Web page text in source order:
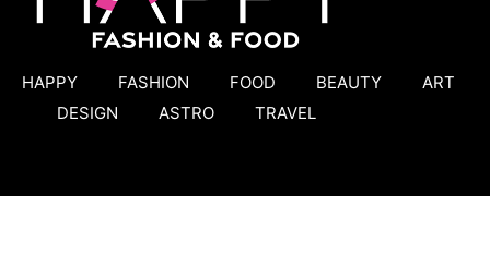
HAPPY FASHION FOOD BEAUTY
ART
DESIGN
ASTRO TRAVEL